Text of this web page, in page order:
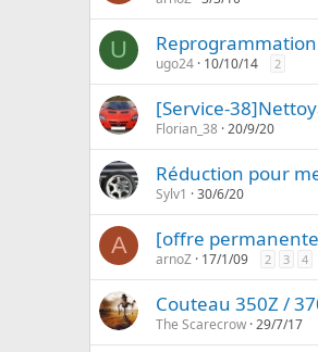
U
ugo24 10/10/14 2
[Service-
Florian_38 20/9/20
Réduction pour
Sylv1 30/6/20
A [offre
arnoZ 17/1/09 2 3 4
Couteau 350Z /
The Scarecrow 29/7/17